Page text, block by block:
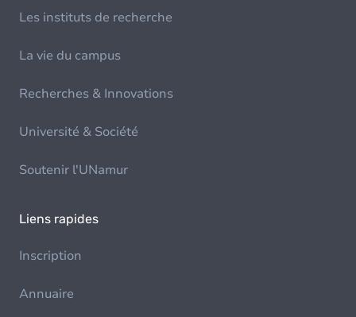
Les instituts de recherche
La vie du campus
Recherches & Innovations
Université & Société
Soutenir l'UNamur
Liens rapides
Inscription
Annuaire